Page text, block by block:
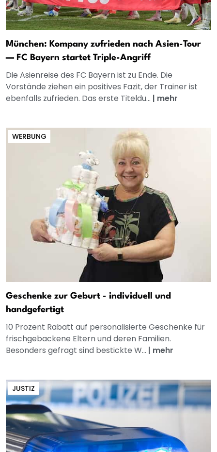
München: Kompany zufrieden nach Asien-Tour
— FC Bayern startet Triple-Angriff
Die Asienreise des FC Bayern ist zu Ende. Die
Vorstände ziehen ein positives Fazit, der Trainer ist
ebenfalls zufrieden. Das erste Titeldu... | mehr
WERBUNG
Geschenke zur Geburt - individuell und
handgefertigt
10 Prozent Rabatt auf personalisierte Geschenke für
frischgebackene Eltern und deren Familien.
Besonders gefragt sind bestickte W... | mehr
JUSTIZ